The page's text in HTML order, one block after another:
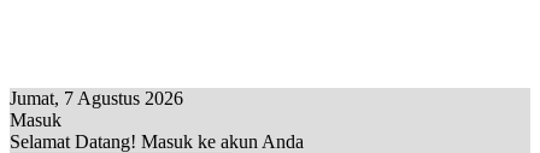
Jumat, 7 Agustus 2026
Masuk
Selamat Datang! Masuk ke akun Anda